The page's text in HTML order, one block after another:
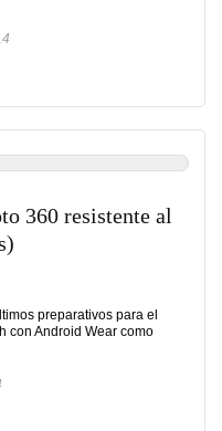
360 resistente al
preparativos para el
con Android Wear como